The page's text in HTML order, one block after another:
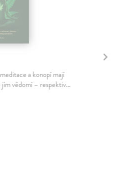
a konopí mají
vědomí – respektiv...